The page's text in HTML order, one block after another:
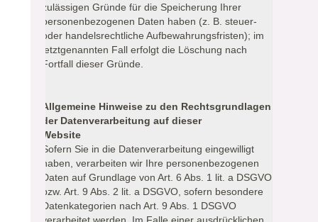
zulässigen Gründe für die Speicherung Ihrer
personenbezogenen Daten haben (z. B. steuer-
oder handelsrechtliche Aufbewahrungsfristen); im
letztgenannten Fall erfolgt die Löschung nach
Fortfall dieser Gründe.
Allgemeine Hinweise zu den Rechtsgrundlagen
der Datenverarbeitung auf dieser
Website
Sofern Sie in die Datenverarbeitung eingewilligt
haben, verarbeiten wir Ihre personenbezogenen
Daten auf Grundlage von Art. 6 Abs. 1 lit. a DSGVO
bzw. Art. 9 Abs. 2 lit. a DSGVO, sofern besondere
Datenkategorien nach Art. 9 Abs. 1 DSGVO